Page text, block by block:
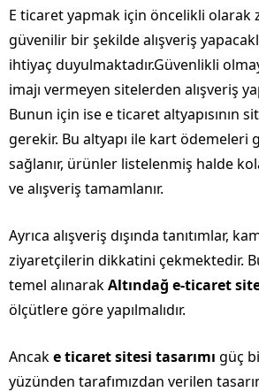
E ticaret yapmak için öncelikli olarak
güvenilir bir şekilde alışveriş
ihtiyaç duyulmaktadır.Güvenlikli
imajı vermeyen sitelerden alışveriş
Bunun için ise e ticaret altyapısının
gerekir. Bu altyapı ile kart ödemeleri
sağlanır, ürünler listelenmiş halde
ve alışveriş tamamlanır.
Ayrıca alışveriş dışında tanıtımlar,
ziyaretçilerin dikkatini çekmektedir.
temel alınarakAltındağ e-ticaret
ölçütlere göre yapılmalıdır.
Ancake ticaret sitesi tasarımı güç
yüzünden tarafımızdan verilen